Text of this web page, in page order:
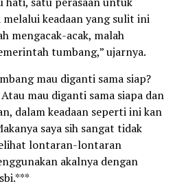
melalui keadaan yang sulit ini
mengacak-acak, malah
tumbang,” ujarnya.
mau diganti sama siap?
mau diganti sama siapa dan
dalam keadaan seperti ini kan
saya sih sangat tidak
lontaran-lontaran
akalnya dengan